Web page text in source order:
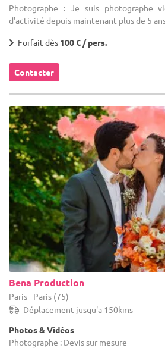
Photographe : Je suis photographe
d'activité depuis maintenant plus de 5
Forfait dès 100 € / pers.
Contacter
Bena Production
Paris - Paris (75)
Déplacement jusqu'a 150kms
Photos & Vidéos
Photographe : Devis sur mesure